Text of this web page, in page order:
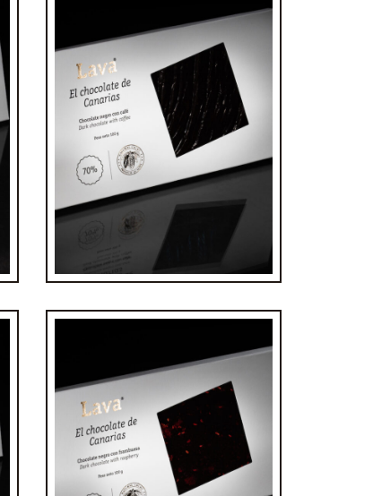
Tableta de chocolate 70%
café
4,80